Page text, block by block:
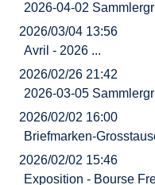
2026-04-02
2026/03/04 13:56
Avril - 2026 ...
2026/02/26 21:42
2026-03-05
2026/02/02 16:00
Briefmarken-
2026/02/02 15:46
Exposition - Bourse